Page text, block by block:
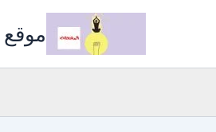
موقع